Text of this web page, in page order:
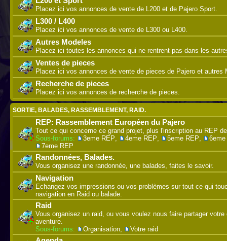
Placez ici vos annonces de vente de L200 et de Pajero Sport.
L300 / L400
Placez ici vos annonces de vente de L300 ou L400.
Autres Modeles
Placez ici toutes les annonces qui ne rentrent pas dans les
Ventes de pieces
Placez ici vos annonces de vente de pieces de Pajero et autres
Recherche de pieces
Placez ici vos annonces de recherche de pieces.
SORTIE, BALADES, RASSEMBLEMENT, RAID.
REP: Rassemblement Européen du Pajero
Tout ce qui concerne ce grand projet, plus l'inscription au REP
Sous-forums:
3eme REP, 4eme REP, 5eme REP,
7eme REP
Randonnées, Balades.
Vous organisez une randonnée, une balades, faites le savoir.
Navigation
Echangez vos impressions ou vos problèmes sur tout ce qui
navigation en Raid ou balade.
Raid
Vous organisez un raid, ou vous voulez nous faire partager votre
aventure.
Sous-forums:
Organisation, Votre raid